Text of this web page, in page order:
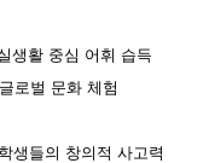
생활 중심 어휘 습득
로벌 문화 체험
생들의 창의적 사고력